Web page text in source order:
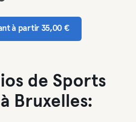
à partir 35,00 €
de Sports
Bruxelles: